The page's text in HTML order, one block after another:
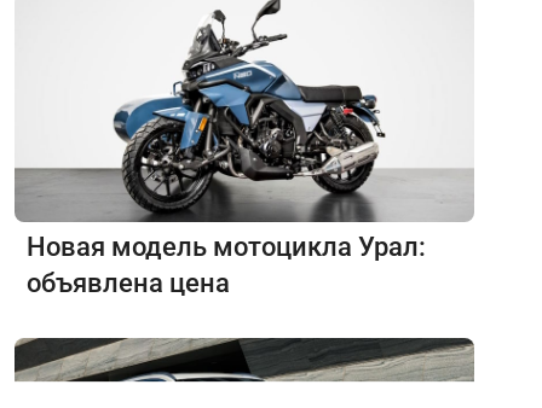
Новая модель мотоцикла Урал:
объявлена цена